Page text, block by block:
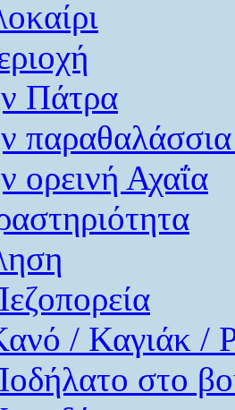
Πάτρα
ορεινή Αχαΐα
/ Καγιάκ /
στο